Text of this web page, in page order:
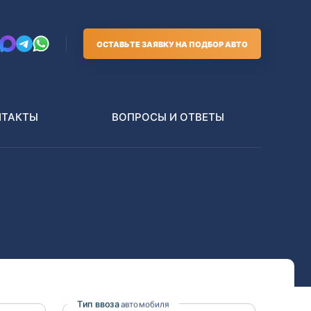
ОСТАВЬТЕ ЗАЯВКУ НА ПОДБОР АВТО
Toyota
ВОПРОСЫ И ОТВЕТЫ
Тип ввозаавтомобиля